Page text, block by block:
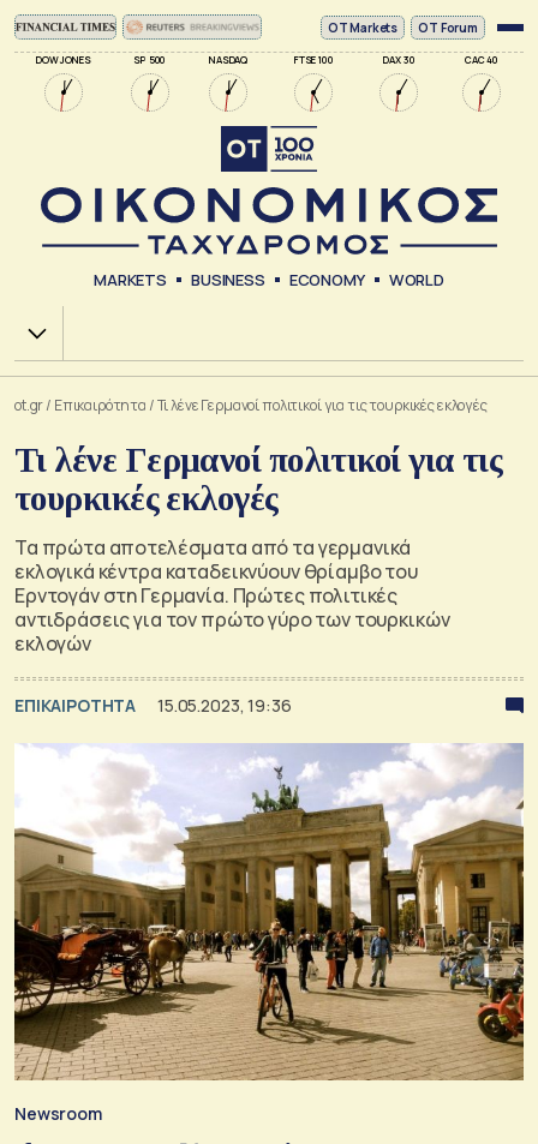
DOW JONES SP 500 NASDAQ FTSE 100 DAX 30 CAC 40
ΟΤ Markets OT Forum
MARKETS BUSINESS ECONOMY WORLD
Χ.Α.
ot.gr/ Επικαιρότητα /Τι λένε Γερμανοί πολιτικοί για τις τουρκικές εκλογές
Τι λένε Γερμανοί πολιτικοί για τις
τουρκικές εκλογές
Τα πρώτα αποτελέσματα από τα γερμανικά
εκλογικά κέντρα καταδεικνύουν θρίαμβο του
Ερντογάν στη Γερμανία. Πρώτες πολιτικές
αντιδράσεις για τον πρώτο γύρο των τουρκικών
εκλογών
ΕΠΙΚΑΙΡΟΤΗΤΑ 15.05.2023, 19:36
Newsroom